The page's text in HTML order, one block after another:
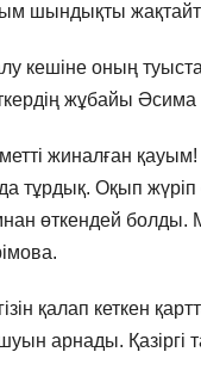
шындықты
кешіне оның
жұбайы
жиналған
тұрдық. Оқып
өткендей
қалап кеткен
арнады. Қазіргі